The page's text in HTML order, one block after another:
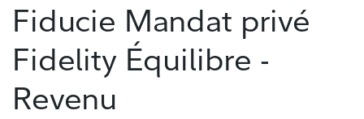
Fiducie Mandat privé
Fidelity Équilibre -
Revenu